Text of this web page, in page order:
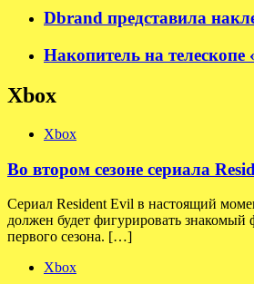
Dbrand представила
Накопитель на
Xbox
Xbox
Во втором сезоне сериала
Сериал Resident Evil в настоящий
должен будет фигурировать
первого сезона. […]
Xbox